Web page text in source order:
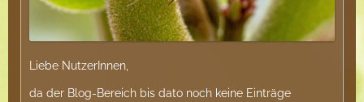
Liebe NutzerInnen,
da der Blog-Bereich bis dato noch keine Einträge